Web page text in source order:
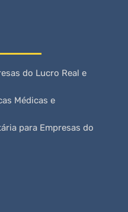
do Lucro Real e
Médicas e
para Empresas do